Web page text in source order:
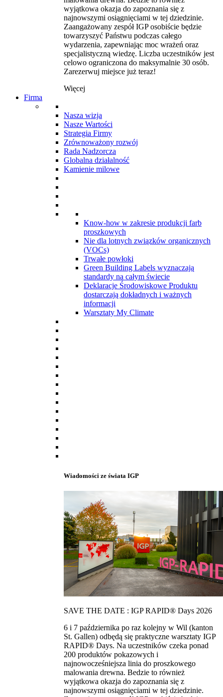
wyjątkowa okazja do zapoznania się z
najnowszymi osiągnięciami w tej dziedzinie.
Zaangażowany zespół IGP osobiście będzie
towarzyszyć Państwu podczas całego
wydarzenia, zapewniając moc wrażeń oraz
specjalistyczną wiedzę. Liczba uczestników jest
celowo ograniczona do maksymalnie 30 osób.
Zarezerwuj miejsce już teraz!
Więcej
Firma
Nasza wizja
Nasze Wartości
Strategia Firmy
Zrównoważony rozwój
Rada Nadzorcza
Globalna działalność
Kamienie milowe
Know-how w zakresie produkcji farb
proszkowych
Nie dla lotnych związków organicznych
(VOCs)
Trwałe powłoki
Green Building Labels wyznaczają
standardy na całym świecie
Deklaracje Środowiskowe Produktu
dostarczają dokładnych i ważnych
informacji
Warsztaty My Climate
Wiadomości ze świata IGP
SAVE THE DATE : IGP RAPID® Days 2026
6 i 7 października po raz kolejny w Wil (kanton
St. Gallen) odbędą się praktyczne warsztaty IGP
RAPID® Days. Na uczestników czeka ponad
200 produktów pokazowych i
najnowocześniejsza linia do proszkowego
malowania drewna. Bedzie to również
wyjątkowa okazja do zapoznania się z
najnowszymi osiągnięciami w tej dziedzinie.